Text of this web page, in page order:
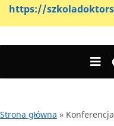
https://
Strona główna » Konferencja